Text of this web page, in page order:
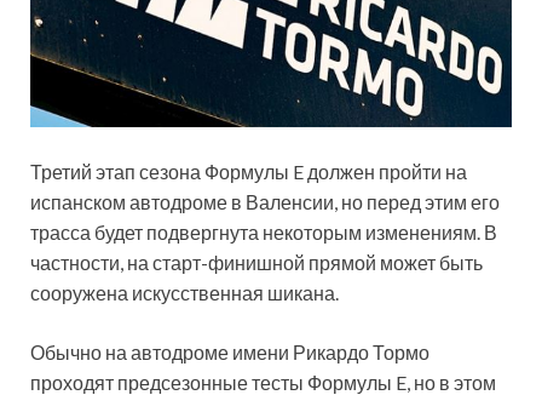
Третий этап сезона Формулы E должен пройти на
испанском автодроме в Валенсии, но перед этим его
трасса будет подвергнута некоторым изменениям. В
частности, на старт-финишной прямой может быть
сооружена искусственная шикана.
Обычно на автодроме имени Рикардо Тормо
проходят предсезонные тесты Формулы E, но в этом